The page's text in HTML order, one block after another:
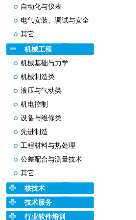
自动化与仪表
电气安装、调试与安全
其它
机械工程
机械基础与力学
机械制造类
液压与气动类
机电控制
设备与维修类
先进制造
工程材料与热处理
公差配合与测量技术
其它
核技术
技术服务
行业软件培训